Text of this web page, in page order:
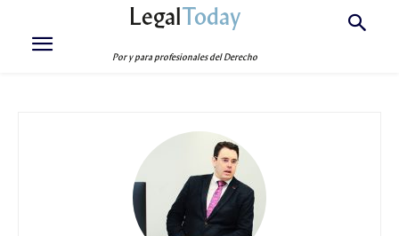
LegalToday
Por y para profesionales del Derecho